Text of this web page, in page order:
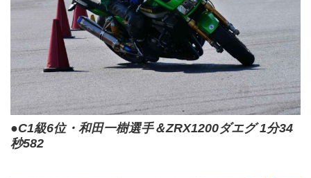
●C1級6位・和田一樹選手＆ZRX1200ダエグ 1分34
秒582